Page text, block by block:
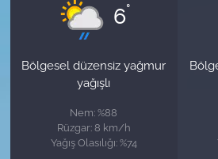
6°
Bölgesel düzensiz yağmur
yağışlı
Nem: %88
Rüzgar: 8 km/h
Yağış Olasılığı: %74